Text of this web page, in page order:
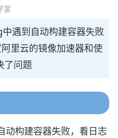
裳
遇到自动构建容器失败
里云的镜像加速器和使
了问题
构建容器失败，看日志